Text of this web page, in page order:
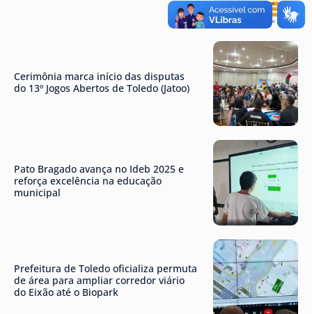
Cerimônia marca início das disputas
do 13º Jogos Abertos de Toledo (Jatoo)
Pato Bragado avança no Ideb 2025 e
reforça excelência na educação
municipal
Prefeitura de Toledo oficializa permuta
de área para ampliar corredor viário
do Eixão até o Biopark